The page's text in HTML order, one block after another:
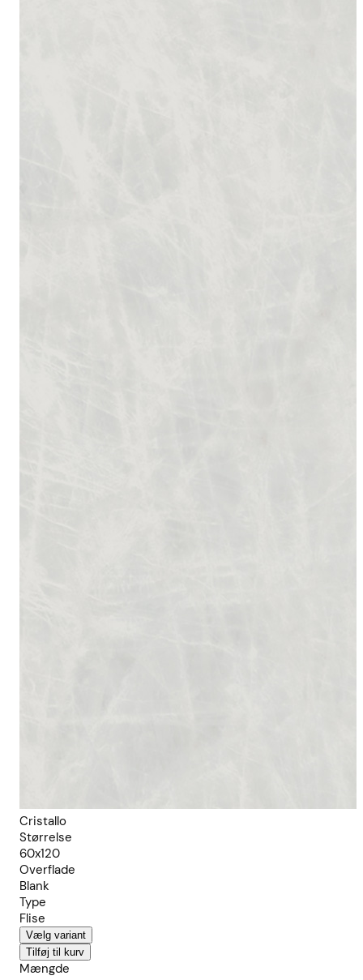
Cristallo
Størrelse
60x120
Overflade
Blank
Type
Flise
Vælg variant
Tilføj til kurv
Mængde